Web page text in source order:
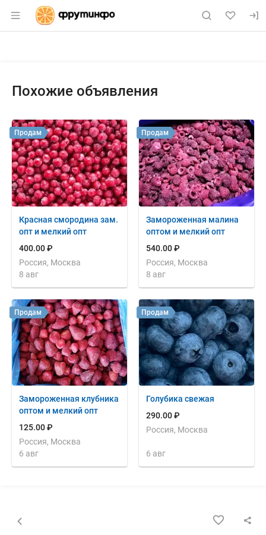
Раздел навигации по сайту fruitinfo.ru
Похожие объявления
Красная смородина зам.
опт и мелкий опт
400.00 ₽
Россия, Москва
8 авг
Продам
Замороженная малина
оптом и мелкий опт
540.00 ₽
Россия, Москва
8 авг
Продам
Замороженная клубника
оптом и мелкий опт
125.00 ₽
Россия, Москва
6 авг
Продам
Голубика свежая
290.00 ₽
Россия, Москва
6 авг
Продам
Назад к списку объявлений